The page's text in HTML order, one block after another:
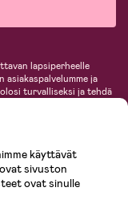
lapsiperheelle
ja
turvalliseksi ja tehdä
tunnettuja
ja monia muita!
lastentarvikkeiden
käyttävät
sivuston
ovat sinulle